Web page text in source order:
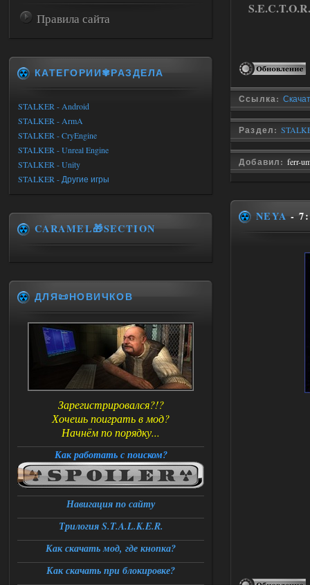
Ссылка:
Раздел:
Добавил: ferr-
NEYA -
Правила сайта
КАТЕГОРИИ✾РАЗДЕЛА
STALKER - Android
STALKER - ArmA
STALKER - CryEngine
STALKER - Unreal Engine
STALKER - Unity
STALKER - Другие игры
CARAMEL🎁SECTION
ДЛЯ📜НОВИЧКОВ
Зарегистрировался?!?
Хочешь поиграть в мод?
Начнём по порядку...
Как работать с поиском?
Навигация по сайту
Трилогия S.T.A.L.K.E.R.
Как скачать мод, где кнопка?
Как скачать при блокировке?